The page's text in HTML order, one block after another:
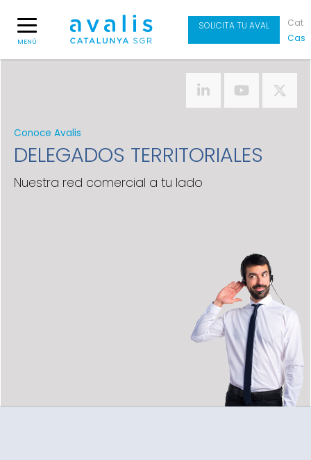
MENÚ
SOLICITA TU AVAL
Cat
Cas
Conoce Avalis
DELEGADOS TERRITORIALES
Nuestra red comercial a tu lado